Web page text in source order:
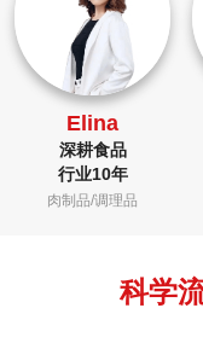
Elina
深耕食品
行业10年
肉制品/调理品
科学